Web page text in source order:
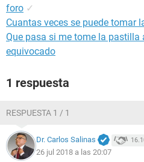
foro ✓
Cuantas veces se puede tomar
Que pasa si me tome la
equivocado
1 respuesta
RESPUESTA 1 / 1
Dr. Carlos Salinas
26 jul 2018 a las 20:07